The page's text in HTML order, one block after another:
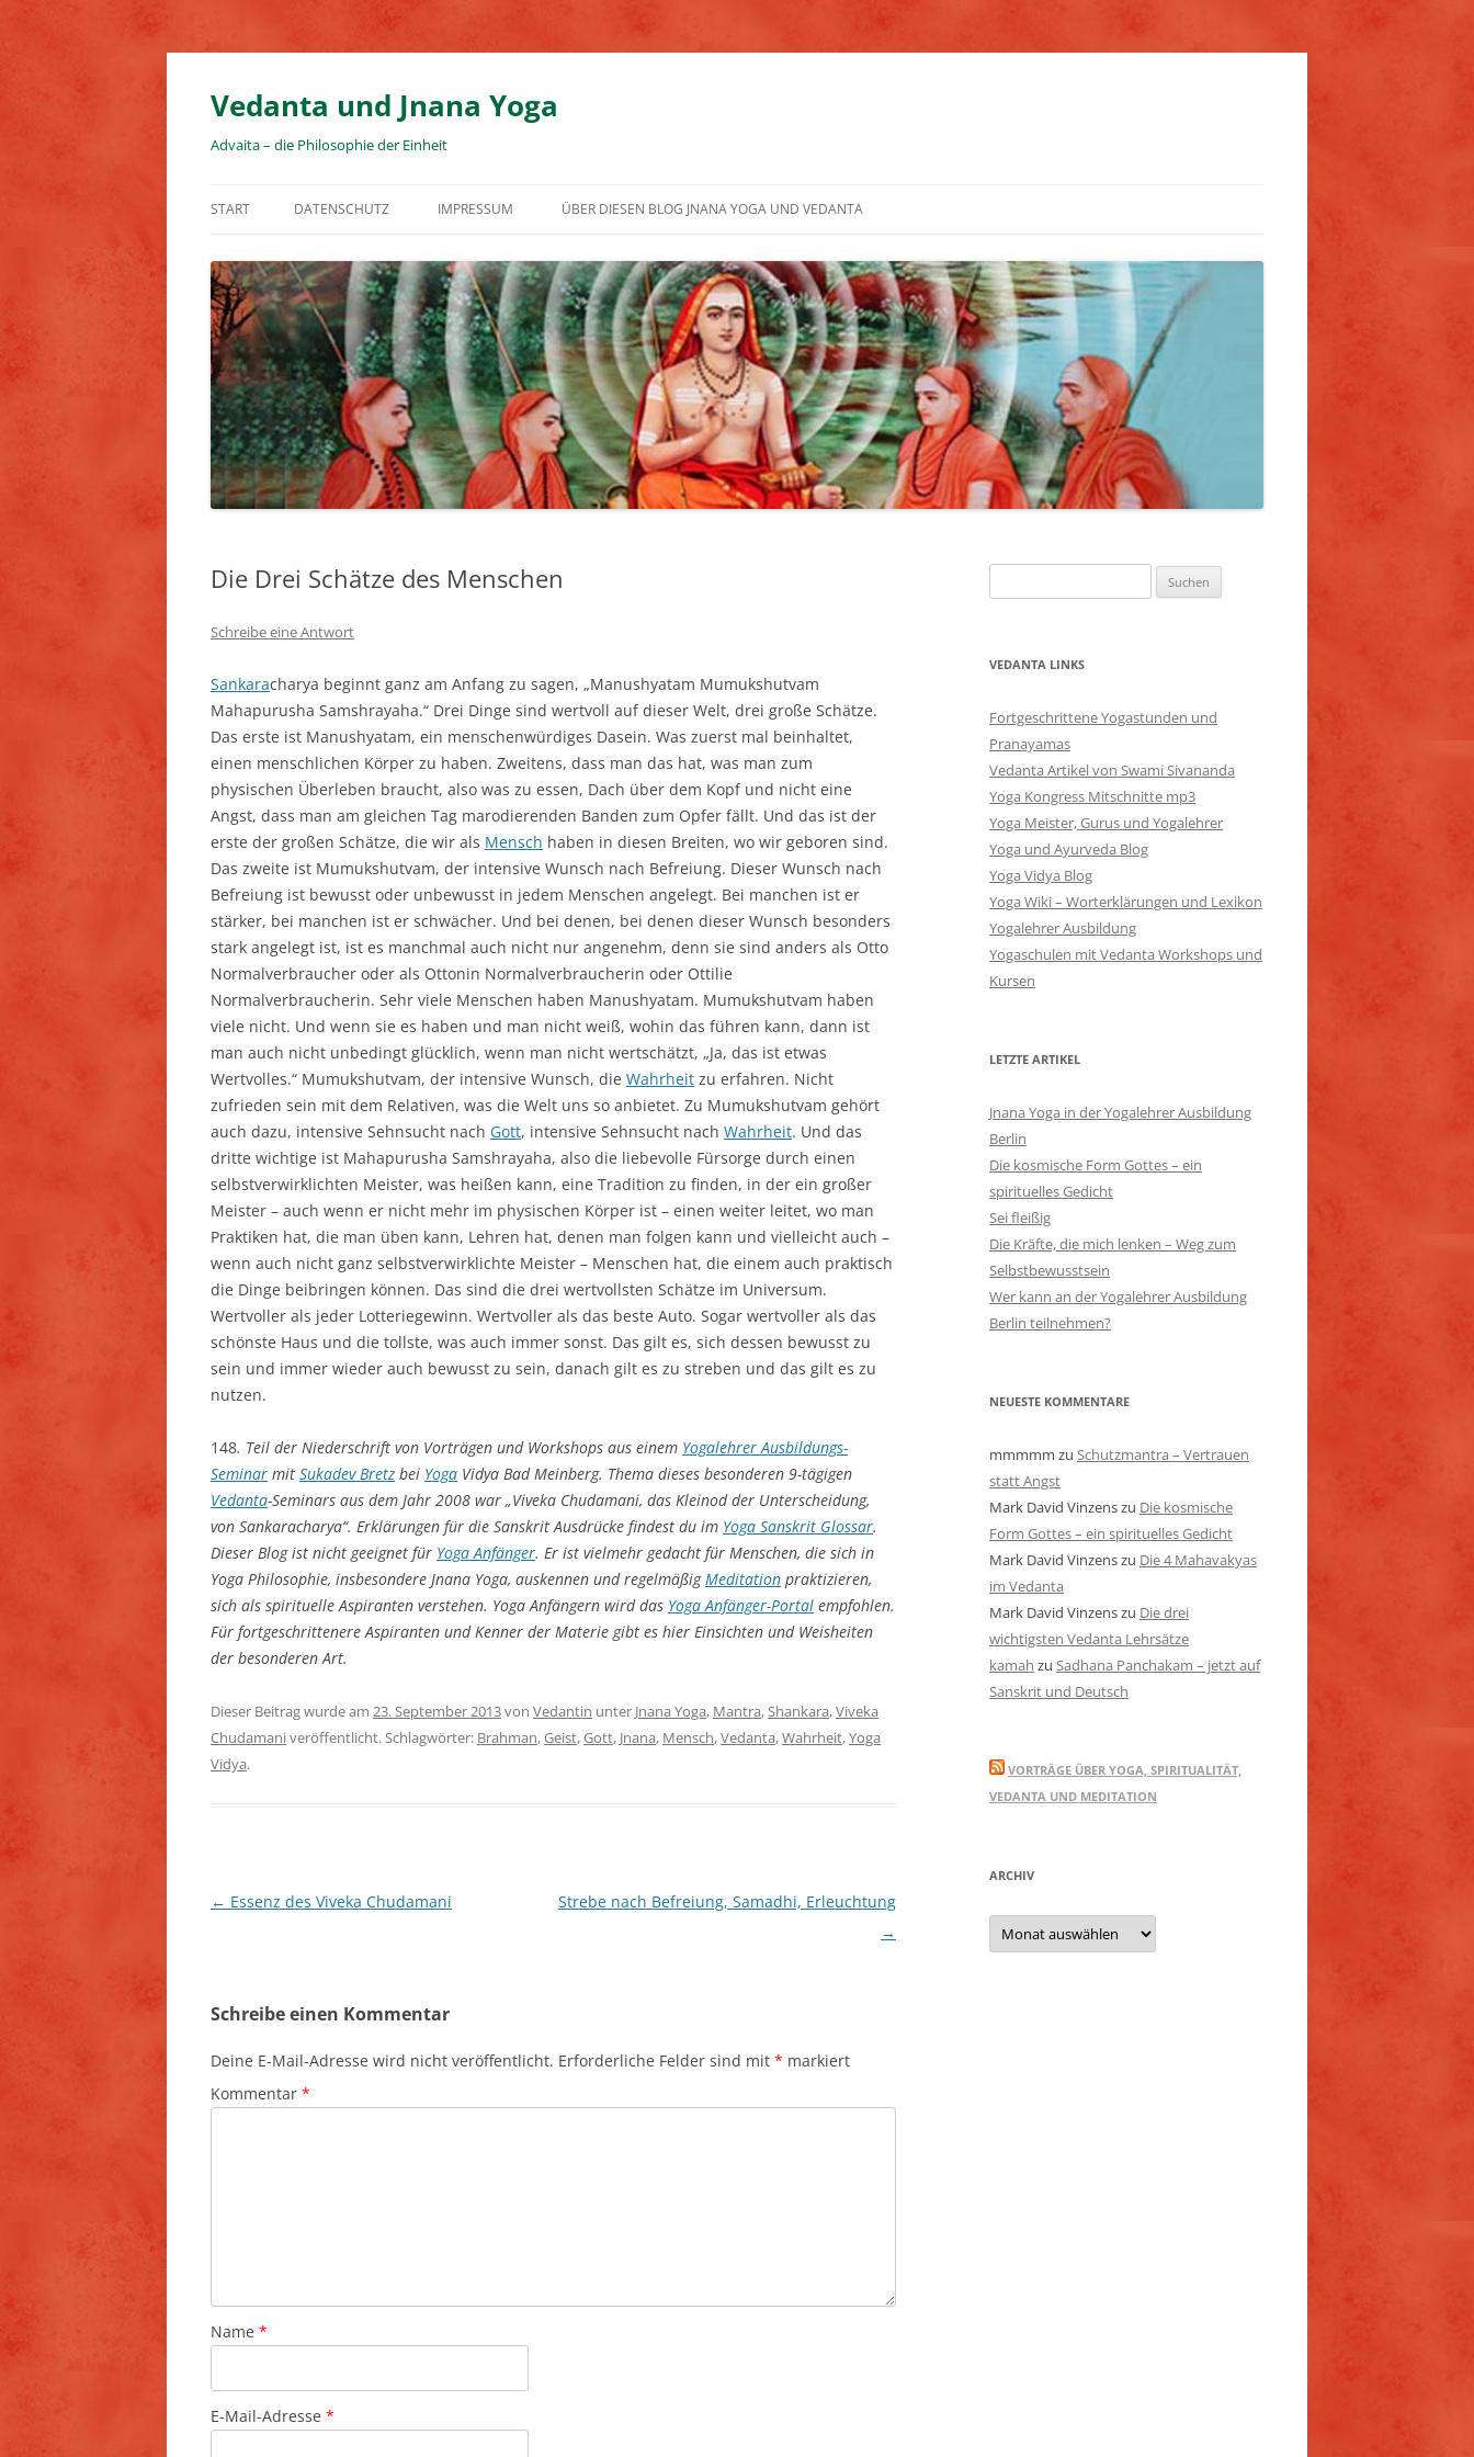
Zum
springen
Vedanta und Jnana Yoga
Advaita – die Philosophie der Einheit
START DATENSCHUTZ IMPRESSUM ÜBER DIESEN BLOG JNANA YOGA UND VEDANTA
Die Drei Schätze des Menschen
Schreibe eine Antwort
Sankaracharya beginnt ganz am Anfang zu sagen, „Manushyatam Mumukshutvam
Mahapurusha Samshrayaha.“ Drei Dinge sind wertvoll auf dieser Welt, drei große Schätze.
Das erste ist Manushyatam, ein menschenwürdiges Dasein. Was zuerst mal beinhaltet,
einen menschlichen Körper zu haben. Zweitens, dass man das hat, was man zum
physischen Überleben braucht, also was zu essen, Dach über dem Kopf und nicht eine
Angst, dass man am gleichen Tag marodierenden Banden zum Opfer fällt. Und das ist der
erste der großen Schätze, die wir als Mensch haben in diesen Breiten, wo wir geboren sind.
Das zweite ist Mumukshutvam, der intensive Wunsch nach Befreiung. Dieser Wunsch nach
Befreiung ist bewusst oder unbewusst in jedem Menschen angelegt. Bei manchen ist er
stärker, bei manchen ist er schwächer. Und bei denen, bei denen dieser Wunsch besonders
stark angelegt ist, ist es manchmal auch nicht nur angenehm, denn sie sind anders als Otto
Normalverbraucher oder als Ottonin Normalverbraucherin oder Ottilie
Normalverbraucherin. Sehr viele Menschen haben Manushyatam. Mumukshutvam haben
viele nicht. Und wenn sie es haben und man nicht weiß, wohin das führen kann, dann ist
man auch nicht unbedingt glücklich, wenn man nicht wertschätzt, „Ja, das ist etwas
Wertvolles.“ Mumukshutvam, der intensive Wunsch, die Wahrheit zu erfahren. Nicht
zufrieden sein mit dem Relativen, was die Welt uns so anbietet. Zu Mumukshutvam gehört
auch dazu, intensive Sehnsucht nach Gott, intensive Sehnsucht nach Wahrheit. Und das
dritte wichtige ist Mahapurusha Samshrayaha, also die liebevolle Fürsorge durch einen
selbstverwirklichten Meister, was heißen kann, eine Tradition zu finden, in der ein großer
Meister – auch wenn er nicht mehr im physischen Körper ist – einen weiter leitet, wo man
Praktiken hat, die man üben kann, Lehren hat, denen man folgen kann und vielleicht auch –
wenn auch nicht ganz selbstverwirklichte Meister – Menschen hat, die einem auch praktisch
die Dinge beibringen können. Das sind die drei wertvollsten Schätze im Universum.
Wertvoller als jeder Lotteriegewinn. Wertvoller als das beste Auto. Sogar wertvoller als das
schönste Haus und die tollste, was auch immer sonst. Das gilt es, sich dessen bewusst zu
sein und immer wieder auch bewusst zu sein, danach gilt es zu streben und das gilt es zu
nutzen.
148. Teil der Niederschrift von Vorträgen und Workshops aus einem Yogalehrer Ausbildungs-
Seminar mit Sukadev Bretz bei Yoga Vidya Bad Meinberg. Thema dieses besonderen 9-tägigen
Vedanta-Seminars aus dem Jahr 2008 war „Viveka Chudamani, das Kleinod der Unterscheidung,
von Sankaracharya“. Erklärungen für die Sanskrit Ausdrücke findest du im Yoga Sanskrit Glossar.
Dieser Blog ist nicht geeignet für Yoga Anfänger. Er ist vielmehr gedacht für Menschen, die sich in
Yoga Philosophie, insbesondere Jnana Yoga, auskennen und regelmäßigMeditation praktizieren,
sich als spirituelle Aspiranten verstehen. Yoga Anfängern wird das Yoga Anfänger-Portal empfohlen.
Für fortgeschrittenere Aspiranten und Kenner der Materie gibt es hier Einsichten und Weisheiten
der besonderen Art.
Dieser Beitrag wurde am 23. September 2013von Vedantin unter Jnana Yoga, Mantra, Shankara,Viveka
Chudamaniveröffentlicht. Schlagwörter: Brahman,Geist,Gott, Jnana, Mensch,Vedanta,Wahrheit,Yoga
Vidya.
Beitragsnavigation
← Essenz des Viveka Chudamani
Strebe nach Befreiung, Samadhi, Erleuchtung
→
Schreibe einen Kommentar
Deine E-Mail-Adresse wird nicht veröffentlicht. Erforderliche Felder sind mit * markiert
Kommentar *
Name *
E-Mail-Adresse *
nach:
VEDANTA LINKS
Fortgeschrittene Yogastunden und
Pranayamas
Vedanta Artikel von Swami Sivananda
Yoga Kongress Mitschnitte mp3
Yoga Meister, Gurus und Yogalehrer
Yoga und Ayurveda Blog
Yoga Vidya Blog
Yoga Wiki – Worterklärungen und Lexikon
Yogalehrer Ausbildung
Yogaschulen mit Vedanta Workshops und
Kursen
LETZTE ARTIKEL
Jnana Yoga in der Yogalehrer Ausbildung
Berlin
Die kosmische Form Gottes – ein
spirituelles Gedicht
Sei fleißig
Die Kräfte, die mich lenken – Weg zum
Selbstbewusstsein
Wer kann an der Yogalehrer Ausbildung
Berlin teilnehmen?
NEUESTE KOMMENTARE
mmmmm zu Schutzmantra – Vertrauen
statt Angst
Mark David Vinzenszu Die kosmische
Form Gottes – ein spirituelles Gedicht
Mark David Vinzenszu Die 4 Mahavakyas
im Vedanta
Mark David Vinzenszu Die drei
wichtigsten Vedanta Lehrsätze
kamah zu Sadhana Panchakam – jetzt auf
Sanskrit und Deutsch
VORTRÄGE ÜBER YOGA, SPIRITUALITÄT,
VEDANTA UND MEDITATION
ARCHIV
Archiv